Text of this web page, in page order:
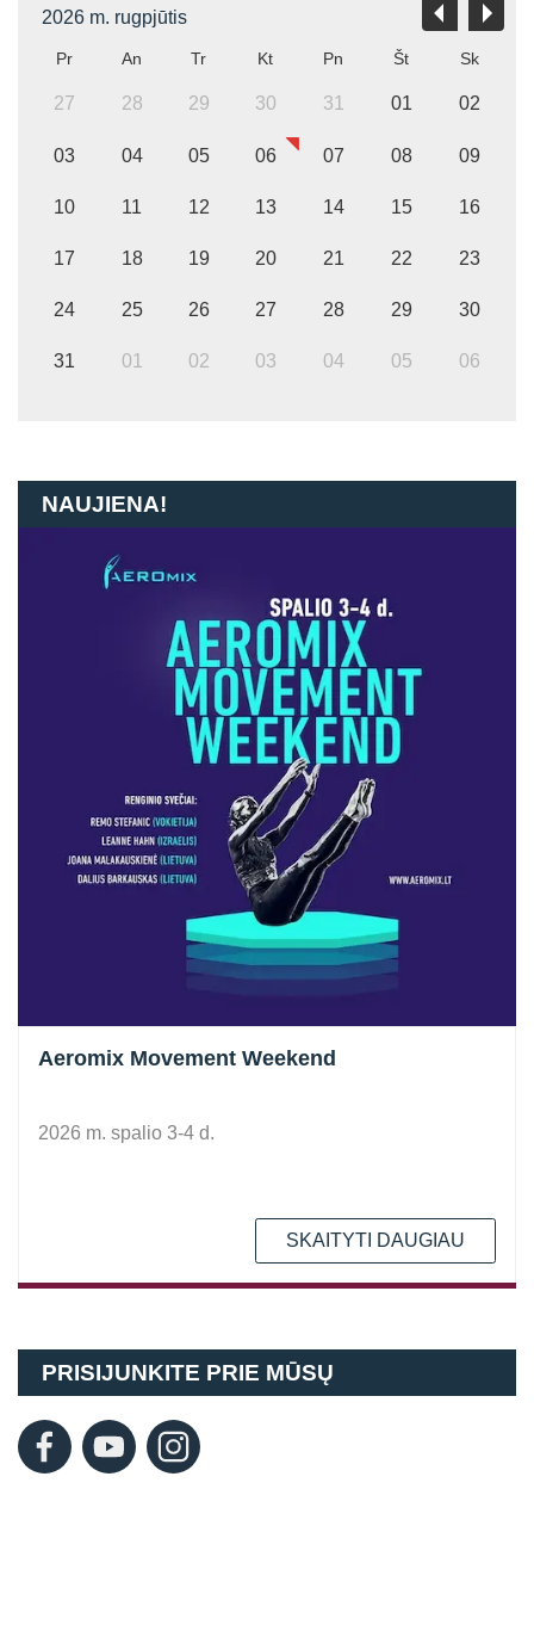
2026 m. rugpjūtis
Pr An Tr Kt Pn Št Sk
27 28 29 30 31 01 02
03 04 05 06 07 08 09
10 11 12 13 14 15 16
17 18 19 20 21 22 23
24 25 26 27 28 29 30
31 01 02 03 04 05 06
NAUJIENA!
Aeromix Movement Weekend
2026 m. spalio 3-4 d.
SKAITYTI DAUGIAU
PRISIJUNKITE PRIE MŪSŲ